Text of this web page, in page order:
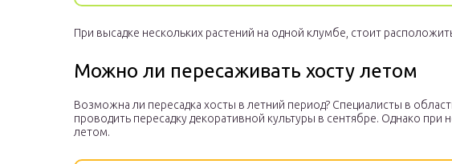
При высадке нескольких растений на одной клумбе, стоит
Можно ли пересаживать хосту летом
Возможна ли пересадка хосты в летний период? Специалисты в
проводить пересадку декоративной культуры в сентябре. Однако
летом.